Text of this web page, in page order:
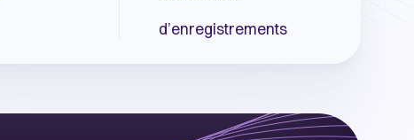
d’enregistrements